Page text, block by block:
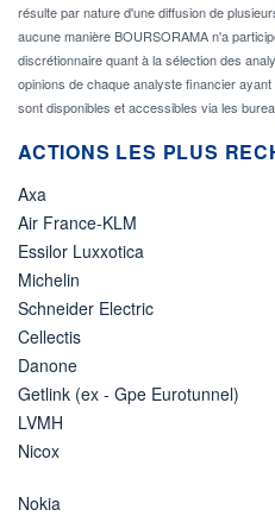
résulte par nature d'une diffusion de
aucune manière BOURSORAMA n'a
discrétionnaire quant à la sélection des
opinions de chaque analyste financier
sont disponibles et accessibles via les
ACTIONS LES PLUS
Axa
Air France-KLM
Essilor Luxxotica
Michelin
Schneider Electric
Cellectis
Danone
Getlink (ex - Gpe Eurotunnel)
LVMH
Nicox
Nokia